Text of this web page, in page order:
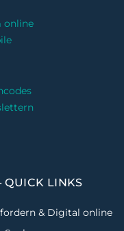
online
QUICK LINKS
& Digital online